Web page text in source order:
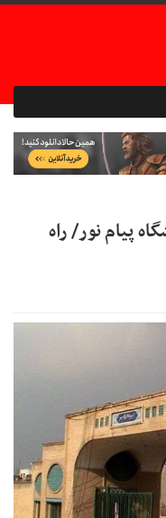
پیام نور/ راه